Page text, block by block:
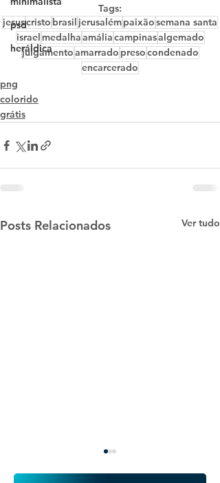
psd
heráldica
Tags:
jesuscristo brasil jerusalémpaixãosemana santa
israel medalhaamáliacampinasalgemado
julgamentoamarrado presocondenado
encarcerado
png
colorido
grátis
Posts Relacionados Ver tudo